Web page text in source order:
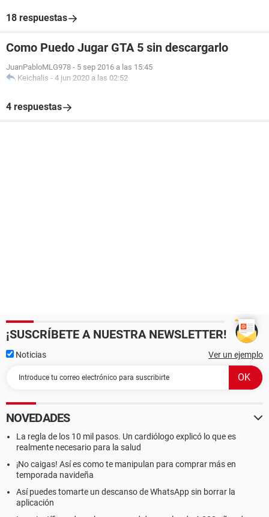
18 respuestas
Como Puedo Jugar GTA 5 sin descargarlo
JuanPabloMLG978 - 5 sep 2016 a las 15:45
Keichalis - 4 jun 2020 a las 02:52
4 respuestas
¡SUSCRÍBETE A NUESTRA NEWSLETTER!
Noticias Ver un ejemplo
NOVEDADES
La regla de los 10 mil pasos. Un cardiólogo explicó lo que es
realmente necesario para la salud
¡No caigas! Así es como te manipulan para comprar más en
temporada navideña
Así puedes tomarte un descanso de WhatsApp sin borrar la
aplicación